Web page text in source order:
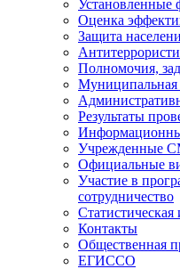
Установленные
Оценка
Защита
Полномочия,
Муниципальная
Результаты
Учрежденные
Официальные
Участие в
сотрудничество
Контакты
Общественная
ЕГИССО